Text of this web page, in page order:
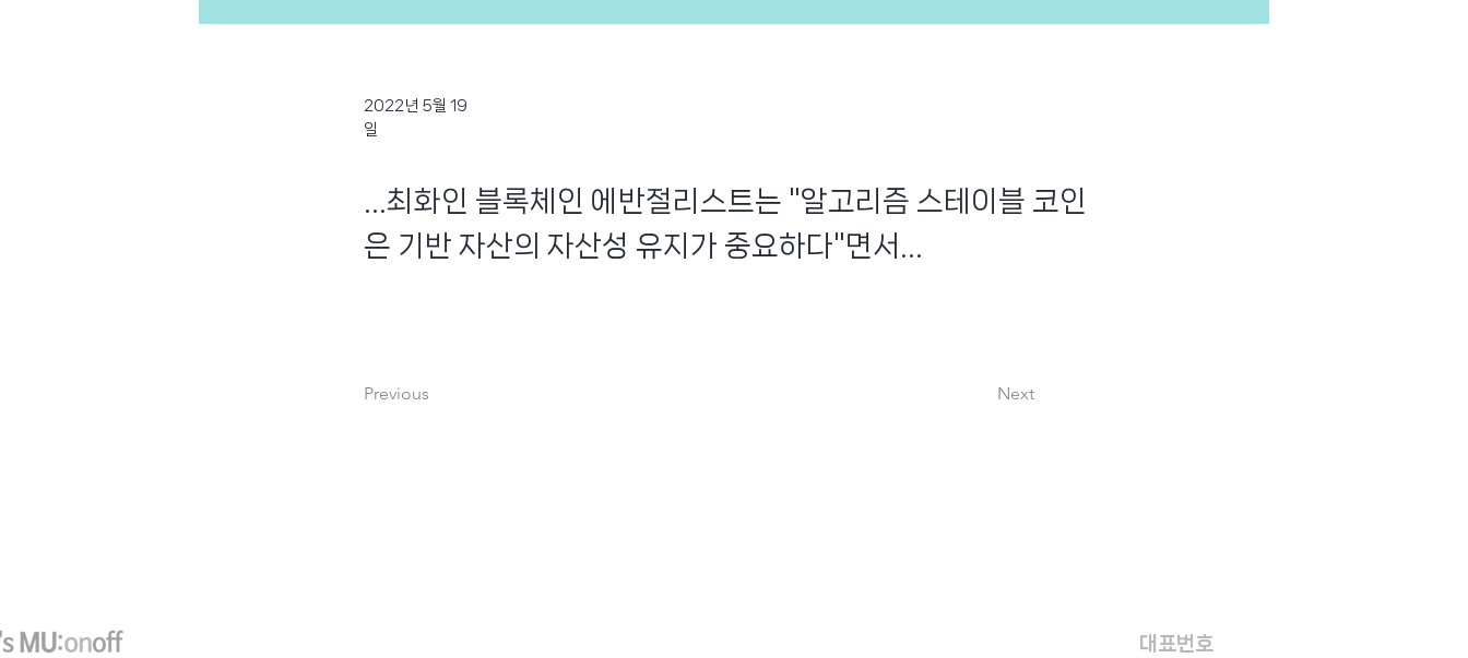
2022년 5월 19
일
...최화인 블록체인 에반절리스트는 "알고리즘 스테이블 코인
은 기반 자산의 자산성 유지가 중요하다"면서...
Previous Next
대표번호